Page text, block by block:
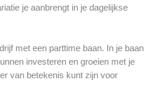
je aanbrengt in je dagelijkse
met een parttime baan. In je baan
investeren en groeien met je
van betekenis kunt zijn voor